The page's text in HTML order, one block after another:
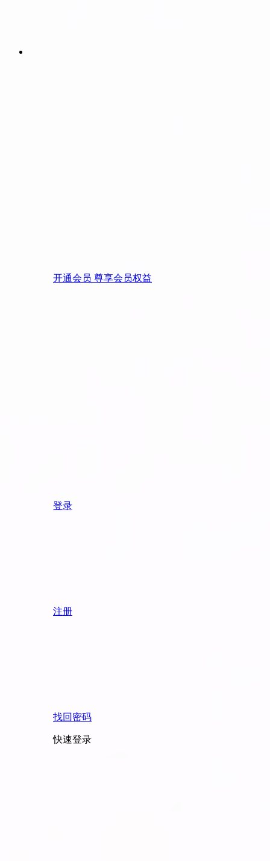
开通会员 尊享会员权益
登录
注册
找回密码
快速登录